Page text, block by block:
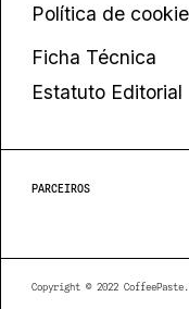
Política de
Ficha Técnica
Estatuto Editorial
PARCEIROS
Copyright © 2022